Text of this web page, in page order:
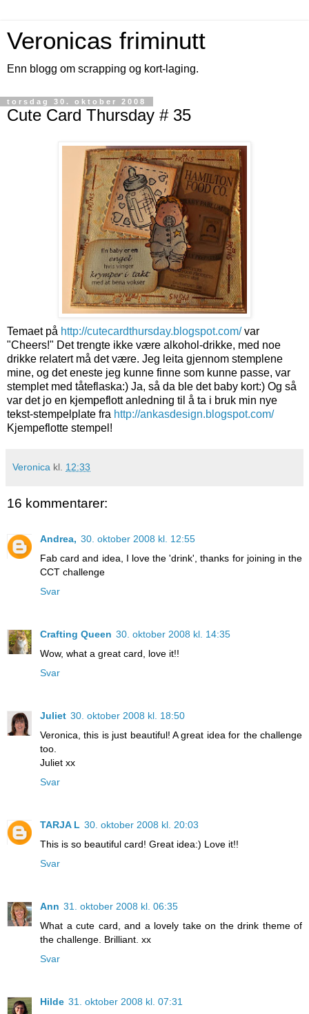
Veronicas friminutt
Enn blogg om scrapping og kort-laging.
torsdag 30. oktober 2008
Cute Card Thursday # 35
Temaet på http://cutecardthursday.blogspot.com/var
"Cheers!" Det trengte ikke være alkohol-drikke, med noe
drikke relatert må det være. Jeg leita gjennom stemplene
mine, og det eneste jeg kunne finne som kunne passe, var
stemplet med tåteflaska:) Ja, så da ble det baby kort:) Og så
var det jo en kjempeflott anledning til å ta i bruk min nye
tekst-stempelplate fra http://ankasdesign.blogspot.com/
Kjempeflotte stempel!
Veronica kl. 12:33
16 kommentarer:
Andrea, 30. oktober 2008 kl. 12:55
Fab card and idea, I love the 'drink', thanks for joining in the
CCT challenge
Svar
Crafting Queen 30. oktober 2008 kl. 14:35
Wow, what a great card, love it!!
Svar
Juliet 30. oktober 2008 kl. 18:50
Veronica, this is just beautiful! A great idea for the challenge
too.
Juliet xx
Svar
TARJA L 30. oktober 2008 kl. 20:03
This is so beautiful card! Great idea:) Love it!!
Svar
Ann 31. oktober 2008 kl. 06:35
What a cute card, and a lovely take on the drink theme of
the challenge. Brilliant. xx
Svar
Hilde 31. oktober 2008 kl. 07:31